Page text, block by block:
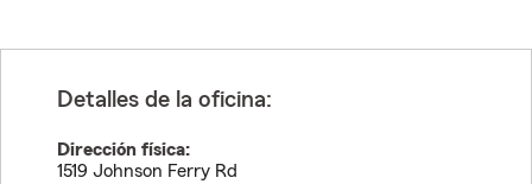
Detalles de la oficina:
Dirección física:
1519 Johnson Ferry Rd